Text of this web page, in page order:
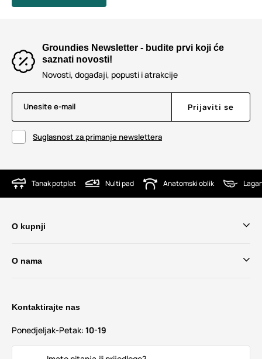
Groundies Newsletter - budite prvi koji će
saznati novosti!
Novosti, događaji, popusti i atrakcije
Unesite e-mail Prijaviti se
Suglasnost za primanje newslettera
Tanak potplat Nulti pad Anatomski oblik
O kupnji
O nama
Kontaktirajte nas
Ponedjeljak-Petak: 10-19